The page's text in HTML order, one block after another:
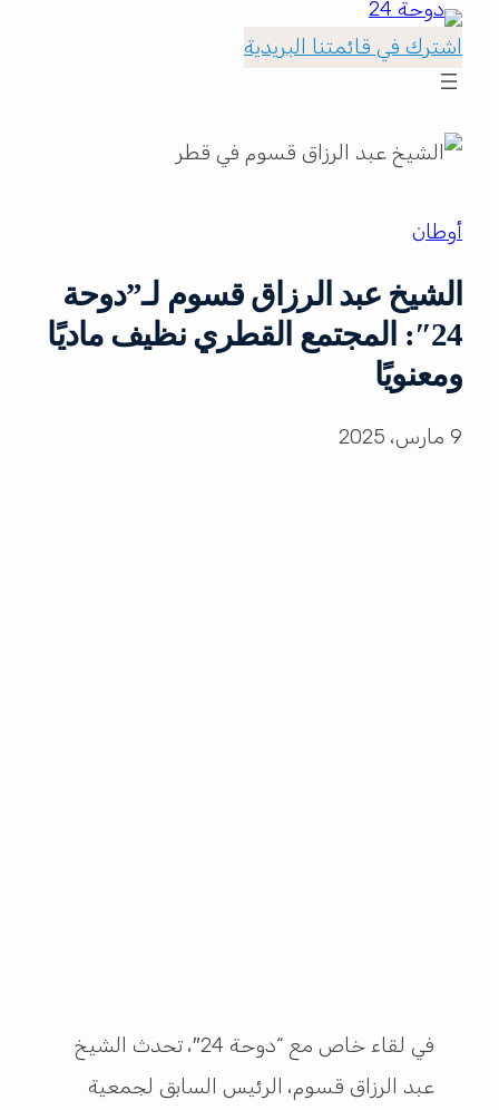
اشترك في قائمتنا البريدية
أوطان
الشيخ عبد الرزاق قسوم لـ”دوحة
24″: المجتمع القطري نظيف ماديًا
ومعنويًا
9 مارس، 2025
في لقاء خاص مع “دوحة 24″، تحدث الشيخ
عبد الرزاق قسوم، الرئيس السابق لجمعية